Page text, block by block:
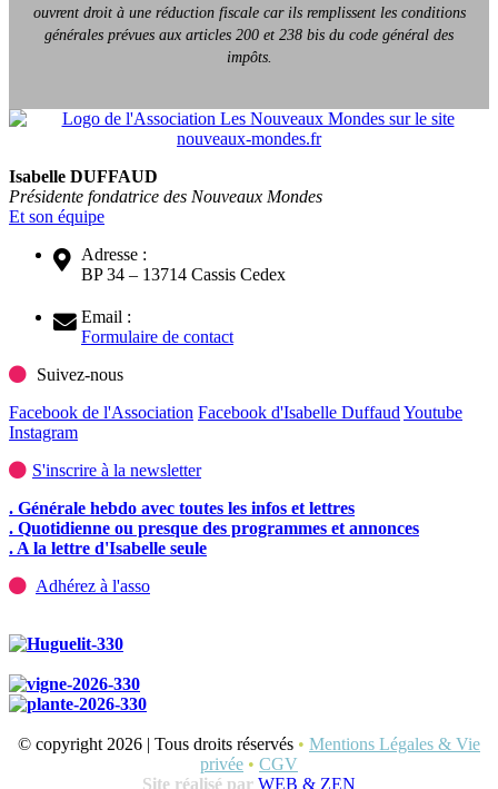
ouvrent droit à une réduction fiscale car ils remplissent les conditions
générales prévues aux articles 200 et 238 bis du code général des
impôts.
Isabelle DUFFAUD
Présidente fondatrice des Nouveaux Mondes
Et son équipe
Adresse :
BP 34 – 13714 Cassis Cedex
Email :
Formulaire de contact
Suivez-nous
Facebook de l'Association Facebook d'Isabelle Duffaud Youtube
Instagram
S'inscrire à la newsletter
. Générale hebdo avec toutes les infos et lettres
. Quotidienne ou presque des programmes et annonces
. A la lettre d'Isabelle seule
Adhérez à l'asso
© copyright 2026 | Tous droits réservés • Mentions Légales & Vie
privée • CGV
Site réalisé par WEB & ZEN